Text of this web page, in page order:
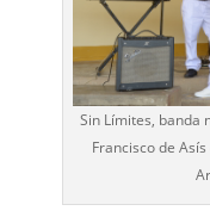
Sin Límites, banda
Francisco de